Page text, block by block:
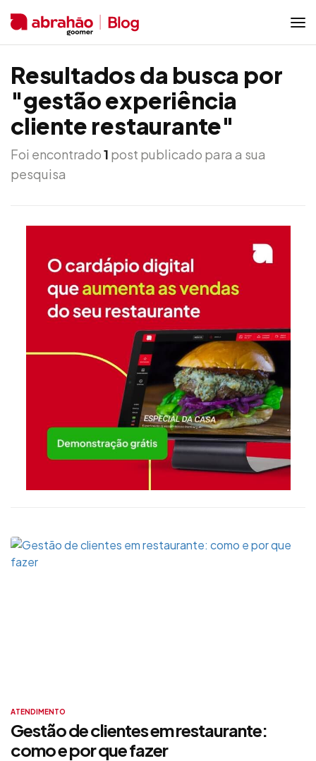
Resultados da busca por
"gestão experiência
cliente restaurante"
Foi encontrado1 post publicado para a sua
pesquisa
ATENDIMENTO
Gestão de clientes em restaurante:
como e por que fazer